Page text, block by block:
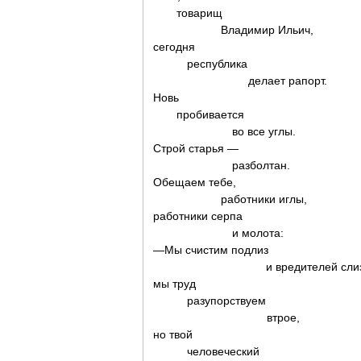
товарищ
Владимир Ильич,
сегодня
республика
делает рапорт.
Новь
пробивается
во все углы.
Строй старья —
разболтан.
Обещаем тебе,
работники иглы,
работники серпа
и молота:
—Мы счистим подлиз
и вредителей
мы труд
разупорствуем
втрое,
но твой
человеческий